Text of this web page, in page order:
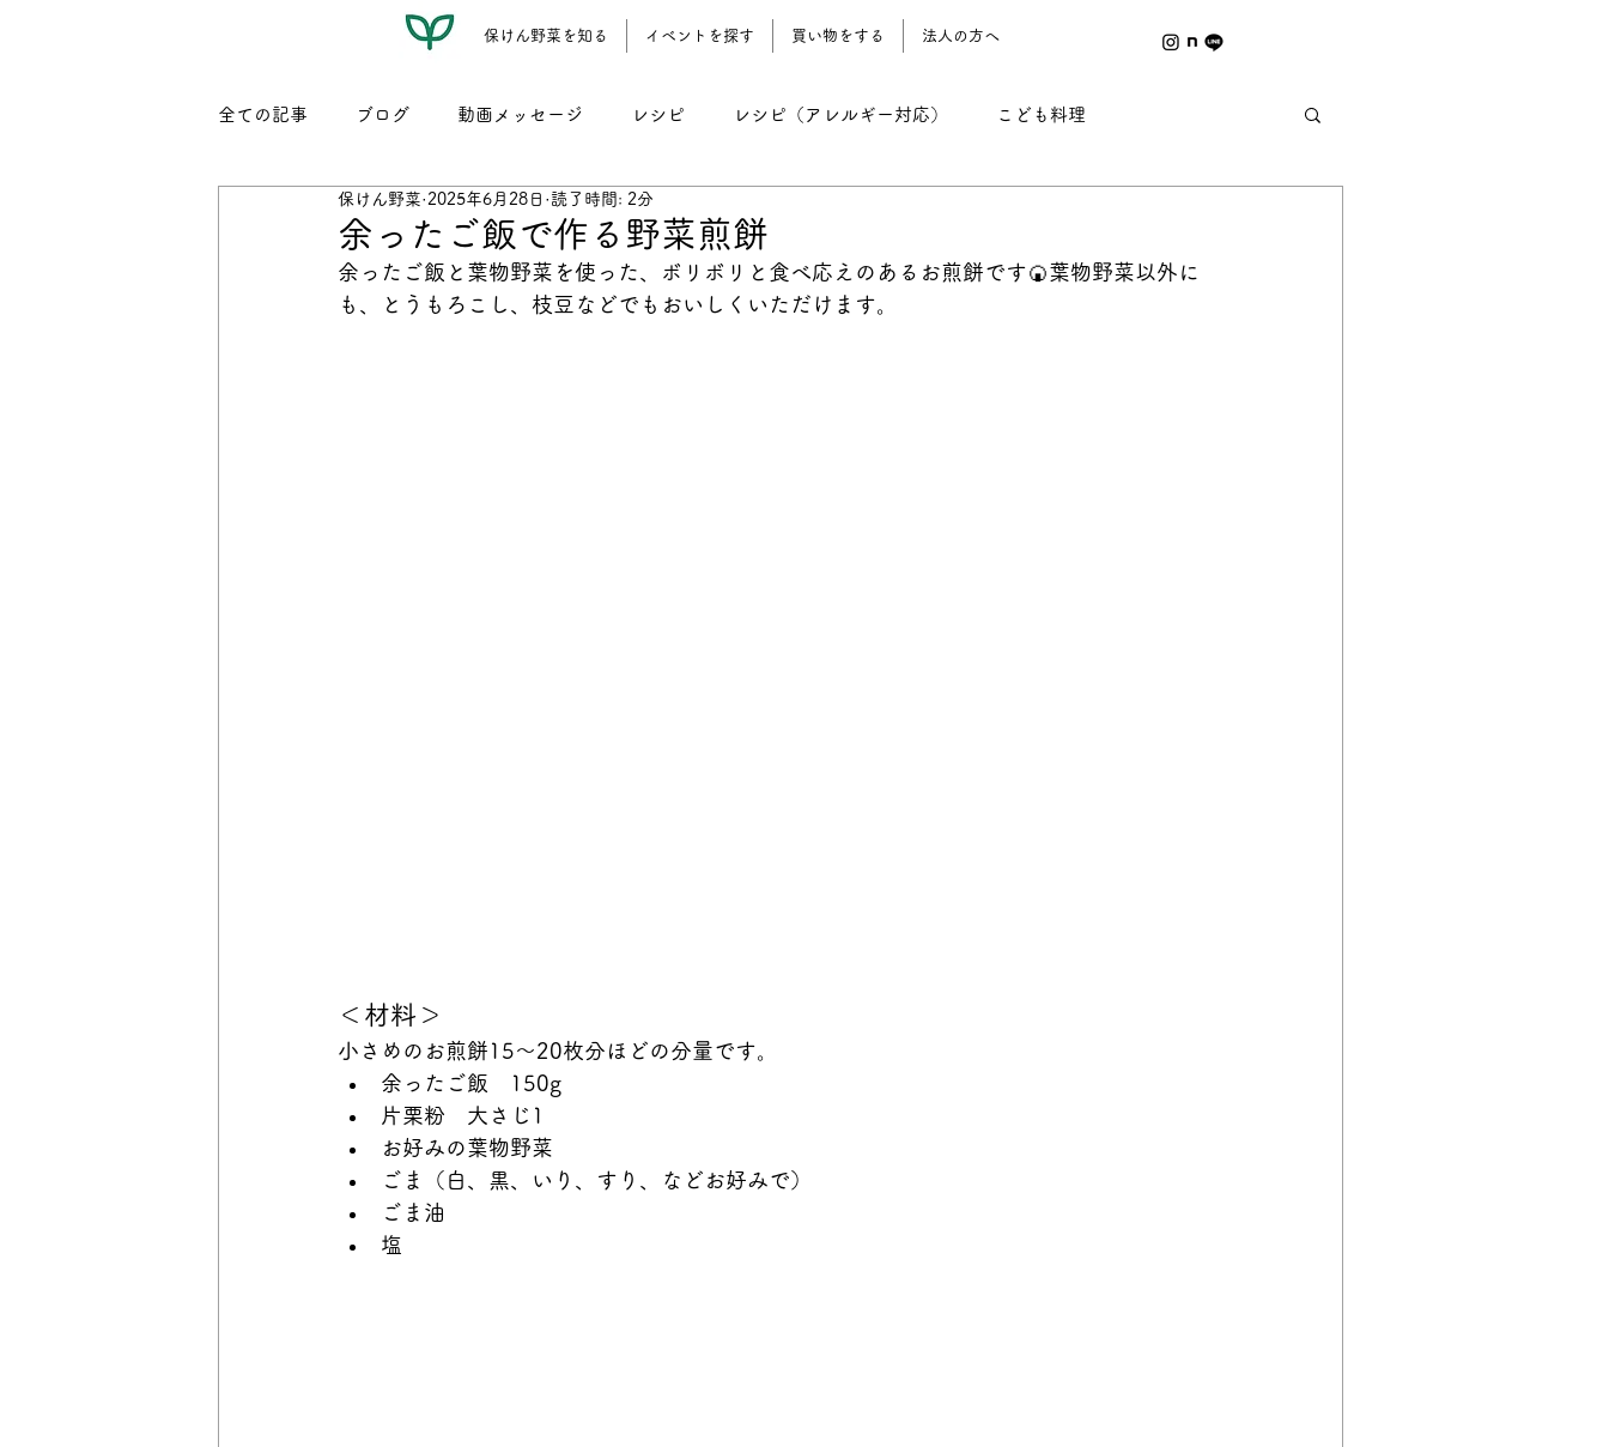
保けん野菜を知る イベントを探す 買い物をする 法人の方へ
全ての記事 ブログ 動画メッセージ レシピ レシピ（アレルギー対応） こども料理
レシピ（名もなき我が家料理） レシピ（野菜おやつ）
余ったご飯で作る野菜煎餅
保けん野菜 2025年6月28日 読了時間: 2分
余ったご飯と葉物野菜を使った、ボリボリと食べ応えのあるお煎餅です🍘葉物野菜以外に
も、とうもろこし、枝豆などでもおいしくいただけます。
＜材料＞
小さめのお煎餅15～20枚分ほどの分量です。
余ったご飯　150g
片栗粉　大さじ1
お好みの葉物野菜
ごま（白、黒、いり、すり、などお好みで）
ごま油
塩